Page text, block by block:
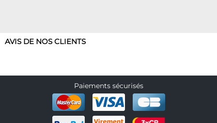
AVIS DE NOS CLIENTS
Paiements sécurisés